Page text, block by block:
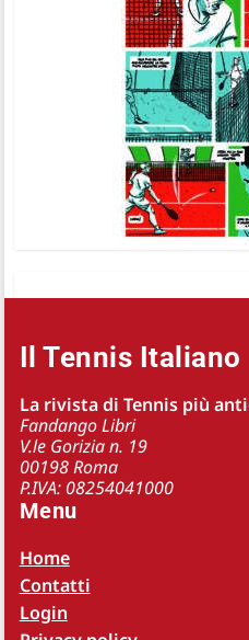
Il Tennis Italiano
La rivista di Tennis più
Fandango Libri
V.le Gorizia n. 19
00198 Roma
P.IVA: 08254041000
Menu
Home
Contatti
Login